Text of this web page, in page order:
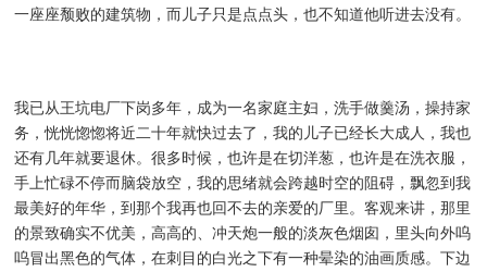
一座座颓败的建筑物，而儿子只是点点头，也不知道他听进去没有。
我已从王坑电厂下岗多年，成为一名家庭主妇，洗手做羹汤，操持家
务，恍恍惚惚将近二十年就快过去了，我的儿子已经长大成人，我也
还有几年就要退休。很多时候，也许是在切洋葱，也许是在洗衣服，
手上忙碌不停而脑袋放空，我的思绪就会跨越时空的阻碍，飘忽到我
最美好的年华，到那个我再也回不去的亲爱的厂里。客观来讲，那里
的景致确实不优美，高高的、冲天炮一般的淡灰色烟囱，里头向外呜
呜冒出黑色的气体，在刺目的白光之下有一种晕染的油画质感。下边